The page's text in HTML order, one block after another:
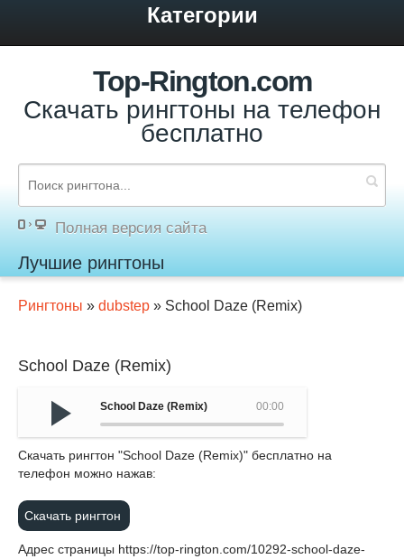
Категории
Top-Rington.com
Скачать рингтоны на телефон
бесплатно
Полная версия сайта
Лучшие рингтоны
Рингтоны » dubstep » School Daze (Remix)
School Daze (Remix)
00:00
School Daze (Remix)
Cкачать рингтон "School Daze (Remix)" бесплатно на
телефон можно нажав:
Скачать рингтон
Адрес страницы https://top-rington.com/10292-school-daze-